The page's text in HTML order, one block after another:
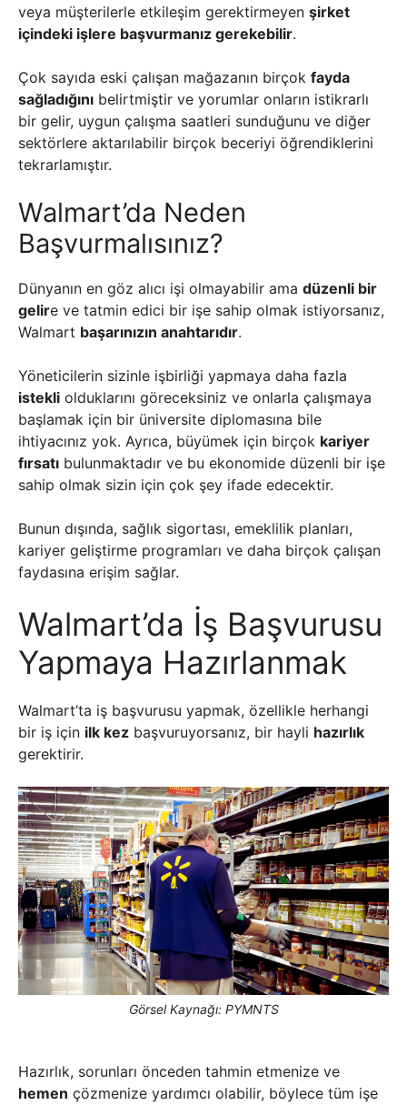
veya müşterilerle etkileşim gerektirmeyen şirket
içindeki işlere başvurmanız gerekebilir.
Çok sayıda eski çalışan mağazanın birçok fayda
sağladığını belirtmiştir ve yorumlar onların istikrarlı
bir gelir, uygun çalışma saatleri sunduğunu ve diğer
sektörlere aktarılabilir birçok beceriyi öğrendiklerini
tekrarlamıştır.
Walmart’da Neden
Başvurmalısınız?
Dünyanın en göz alıcı işi olmayabilir ama düzenli bir
gelire ve tatmin edici bir işe sahip olmak istiyorsanız,
Walmart başarınızın anahtarıdır.
Yöneticilerin sizinle işbirliği yapmaya daha fazla
istekli olduklarını göreceksiniz ve onlarla çalışmaya
başlamak için bir üniversite diplomasına bile
ihtiyacınız yok. Ayrıca, büyümek için birçok kariyer
fırsatı bulunmaktadır ve bu ekonomide düzenli bir işe
sahip olmak sizin için çok şey ifade edecektir.
Bunun dışında, sağlık sigortası, emeklilik planları,
kariyer geliştirme programları ve daha birçok çalışan
faydasına erişim sağlar.
Walmart’da İş Başvurusu
Yapmaya Hazırlanmak
Walmart’ta iş başvurusu yapmak, özellikle herhangi
bir iş için ilk kez başvuruyorsanız, bir hayli hazırlık
gerektirir.
Görsel Kaynağı: PYMNTS
Hazırlık, sorunları önceden tahmin etmenize ve
hemen çözmenize yardımcı olabilir, böylece tüm işe